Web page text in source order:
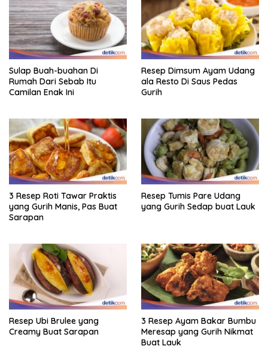
Sulap Buah-buahan Di
Rumah Dari Sebab Itu
Camilan Enak Ini
Resep Dimsum Ayam Udang
ala Resto Di Saus Pedas
Gurih
3 Resep Roti Tawar Praktis
yang Gurih Manis, Pas Buat
Sarapan
Resep Tumis Pare Udang
yang Gurih Sedap buat Lauk
Resep Ubi Brulee yang
Creamy Buat Sarapan
3 Resep Ayam Bakar Bumbu
Meresap yang Gurih Nikmat
Buat Lauk